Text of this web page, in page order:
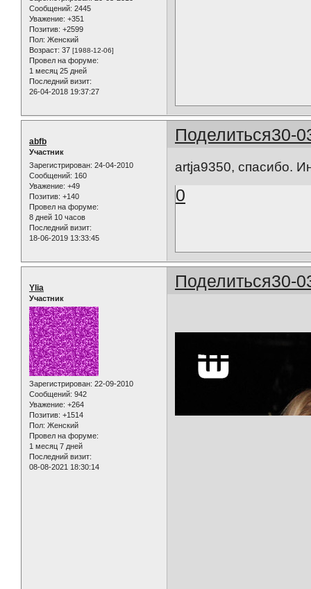
Сообщений: 2445
Уважение: +351
Позитив: +2599
Пол: Женский
Возраст: 37 [1988-12-06]
Провел на форуме:
1 месяц 25 дней
Последний визит:
26-04-2018 19:37:27
Поделиться30-
abfb
Участник
Зарегистрирован: 24-04-2010
Сообщений: 160
Уважение: +49
Позитив: +140
Провел на форуме:
8 дней 10 часов
Последний визит:
18-06-2019 13:33:45
artja9350, спасибо.
0
Поделиться30-
Ylia
Участник
Зарегистрирован: 22-09-2010
Сообщений: 942
Уважение: +264
Позитив: +1514
Пол: Женский
Провел на форуме:
1 месяц 7 дней
Последний визит:
08-08-2021 18:30:14